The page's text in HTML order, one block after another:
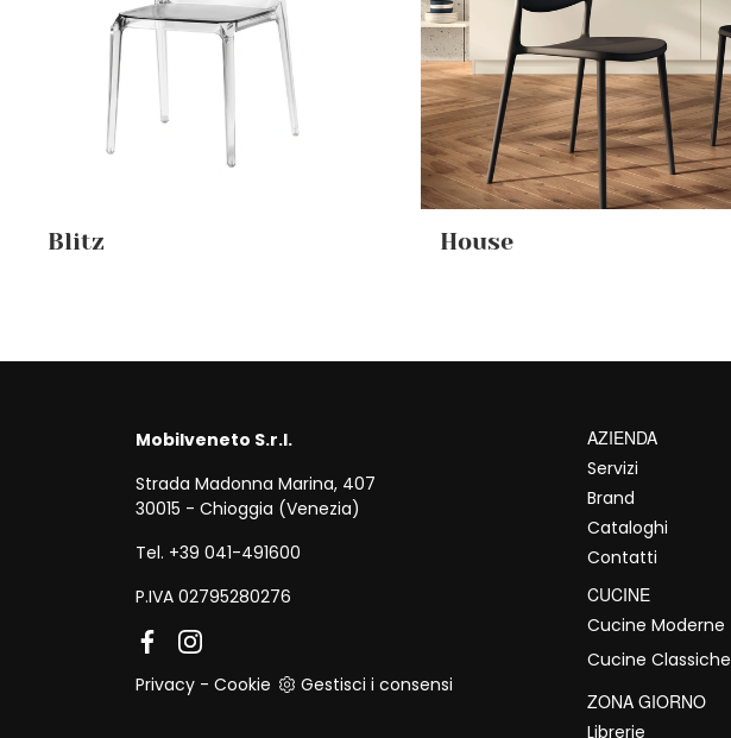
Blitz House
Mobilveneto S.r.l.
Strada Madonna Marina, 407
30015 - Chioggia (Venezia)
Tel. +39 041-491600
P.IVA 02795280276
Privacy - Cookie Gestisci i consensi
AZIENDA
Servizi
Brand
Cataloghi
Contatti
CUCINE
Cucine Moderne
Cucine Classiche
ZONA GIORNO
Librerie